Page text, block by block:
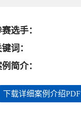
选手：
词：
简介：
下载详细案例介绍PDF